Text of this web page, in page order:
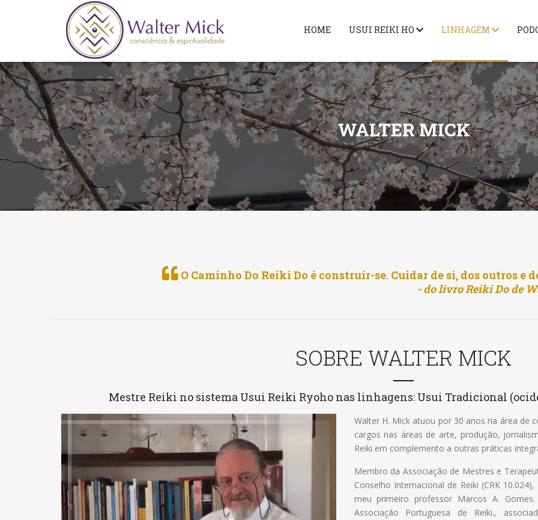
HOME USUI REIKI HO LINHAGEM
WALTER MICK
O Caminho Do Reiki Do é construir-se. Cuidar de si, dos outros e
- do livro Reiki Do de
SOBRE WALTER MICK
Mestre Reiki no sistema Usui Reiki Ryoho nas linhagens: Usui Tradicional
Walter H. Mick atuou por 30 anos na área de
cargos nas áreas de arte, produção,
Reiki em complemento a outras práticas
Membro da Associação de Mestres e
Conselho Internacional de Reiki (CRK
meu primeiro professor Marcos A.
Associação Portuguesa de Reiki.,